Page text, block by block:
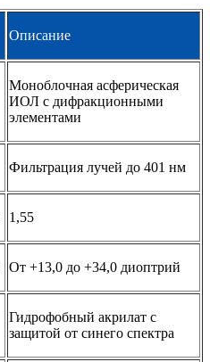
Описание
Моноблочная асферическая
ИОЛ с дифракционными
элементами
Фильтрация лучей до 401 нм
1,55
От +13,0 до +34,0 диоптрий
Гидрофобный акрилат с
защитой от синего спектра